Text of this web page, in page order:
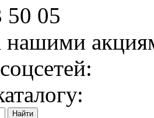
50 05
нашими